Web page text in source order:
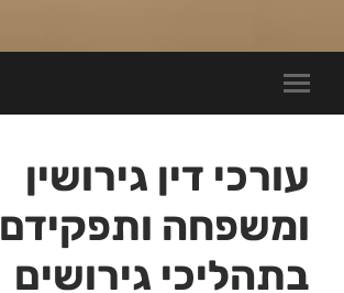
Toggle
mobile
עורכי דין גירושין
ומשפחה ותפקידם
בתהליכי גירושים